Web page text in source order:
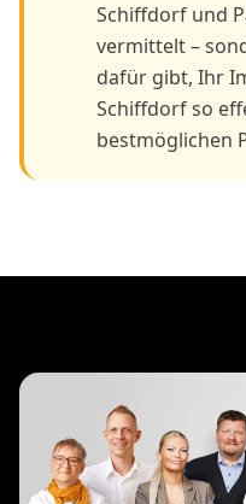
Schiffdorf und
vermittelt –
dafür gibt, Ihr
Schiffdorf so
bestmöglichen